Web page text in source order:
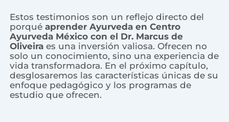
Estos testimonios son un reflejo directo del
porquéaprender Ayurveda en Centro
Ayurveda México con el Dr. Marcus de
Oliveira es una inversión valiosa. Ofrecen no
solo un conocimiento, sino una experiencia de
vida transformadora. En el próximo capítulo,
desglosaremos las características únicas de su
enfoque pedagógico y los programas de
estudio que ofrecen.